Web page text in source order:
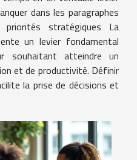
dans les paragraphes
priorités stratégiques La
un levier fondamental
souhaitant atteindre un
et de productivité. Définir
la prise de décisions et